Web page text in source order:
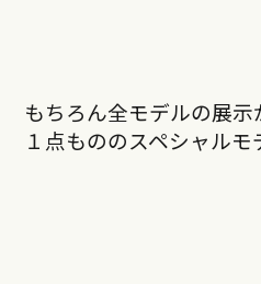
もちろん全モデルの展示
１点もののスペシャルモ